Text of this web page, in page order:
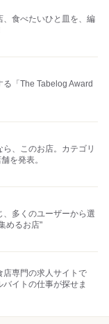
、食べたいひと皿を、編
「The Tabelog Award
、このお店。カテゴリ
を発表。
多くのユーザーから選
めるお店"
店専門の求人サイトで
イトの仕事が探せま